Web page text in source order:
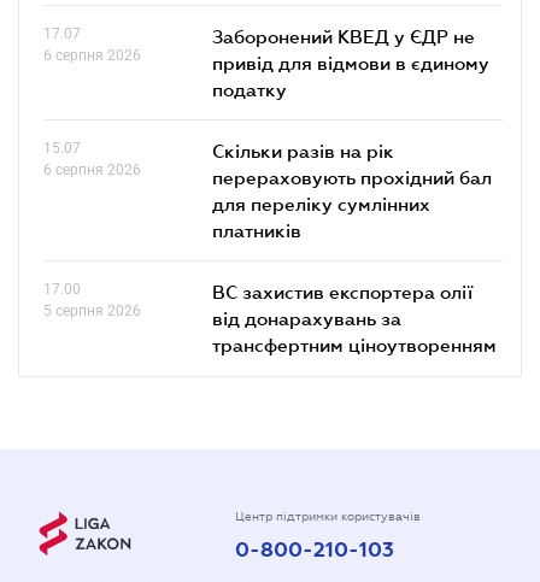
17.07
6 серпня 2026
Заборонений КВЕД у ЄДР не
привід для відмови в єдиному
податку
15.07
6 серпня 2026
Скільки разів на рік
перераховують прохідний бал
для переліку сумлінних
платників
17.00
5 серпня 2026
ВС захистив експортера олії
від донарахувань за
трансфертним ціноутворенням
Центр підтримки користувачів
0-800-210-103